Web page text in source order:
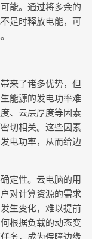
能。通过将多余的
足时释放电能，可
来了诸多优势，但
能源的发电功率难
、云层厚度等因素
切相关。这些因素
电功率，从而给边
定性。云电脑的用
对计算资源的需求
生变化，难以提前
根据负载的动态变
务，成为保障边缘